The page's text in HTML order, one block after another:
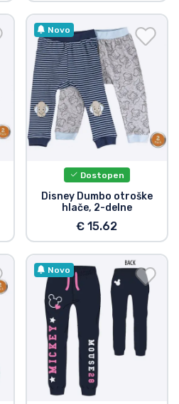
Novo
Dostopen
Disney Dumbo otroške
hlače, 2-delne
€ 15.62
Novo